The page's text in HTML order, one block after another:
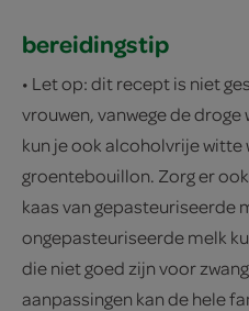
bereidingstip
• Let op: dit recept is niet
vrouwen, vanwege de
kun je ook alcoholvrije witte
groentebouillon. Zorg er
kaas van gepasteuriseerde
ongepasteuriseerde melk
die niet goed zijn voor
aanpassingen kan de hele